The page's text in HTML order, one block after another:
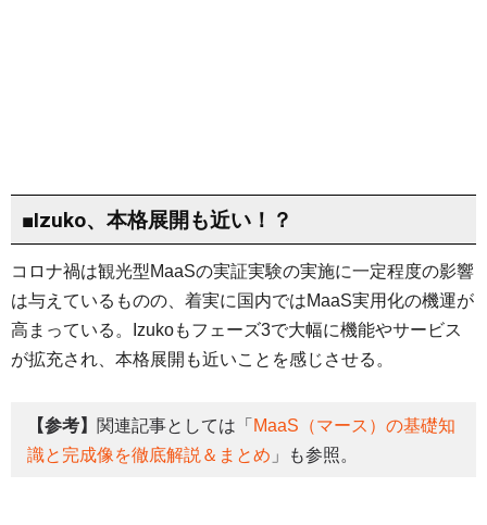
■Izuko、本格展開も近い！？
コロナ禍は観光型MaaSの実証実験の実施に一定程度の影響
は与えているものの、着実に国内ではMaaS実用化の機運が
高まっている。Izukoもフェーズ3で大幅に機能やサービス
が拡充され、本格展開も近いことを感じさせる。
【参考】 関連記事としては「 MaaS（マース）の基礎知
識と完成像を徹底解説＆まとめ 」も参照。